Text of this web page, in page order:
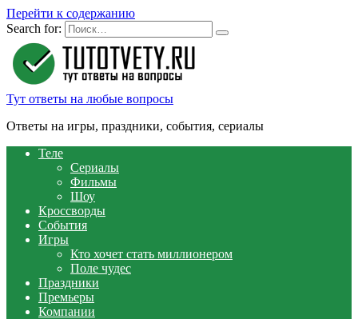
Перейти к содержанию
Search for:
Тут ответы на любые вопросы
Ответы на игры, праздники, события, сериалы
Теле
Сериалы
Фильмы
Шоу
Кроссворды
События
Игры
Кто хочет стать миллионером
Поле чудес
Праздники
Премьеры
Компании